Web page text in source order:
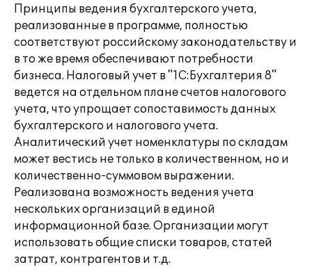
Принципы ведения бухгалтерского учета,
реализованные в программе, полностью
соответствуют российскому законодательству и
в то же время обеспечивают потребности
бизнеса. Налоговый учет в "1С:Бухгалтерия 8"
ведется на отдельном плане счетов налогового
учета, что упрощает сопоставимость данных
бухгалтерского и налогового учета.
Аналитический учет номенклатуры по складам
может вестись не только в количественном, но и
количественно-суммовом выражении.
Реализована возможность ведения учета
нескольких организаций в единой
информационной базе. Организации могут
использовать общие списки товаров, статей
затрат, контрагентов и т.д.